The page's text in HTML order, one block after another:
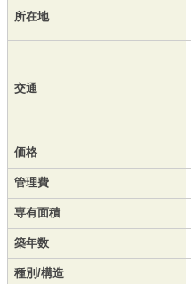
所在地
交通
価格
管理費
専有面積
築年数
種別/構造